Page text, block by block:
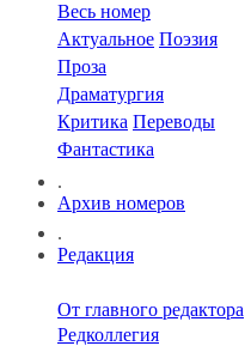
Весь номер
Актуальное Поэзия
Проза
Драматургия
Критика Переводы
Фантастика
.
Архив номеров
.
Редакция
От главного редактора
Редколлегия